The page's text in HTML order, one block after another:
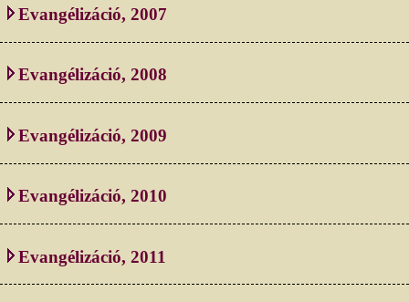
Evangélizáció, 2007
Evangélizáció, 2008
Evangélizáció, 2009
Evangélizáció, 2010
Evangélizáció, 2011